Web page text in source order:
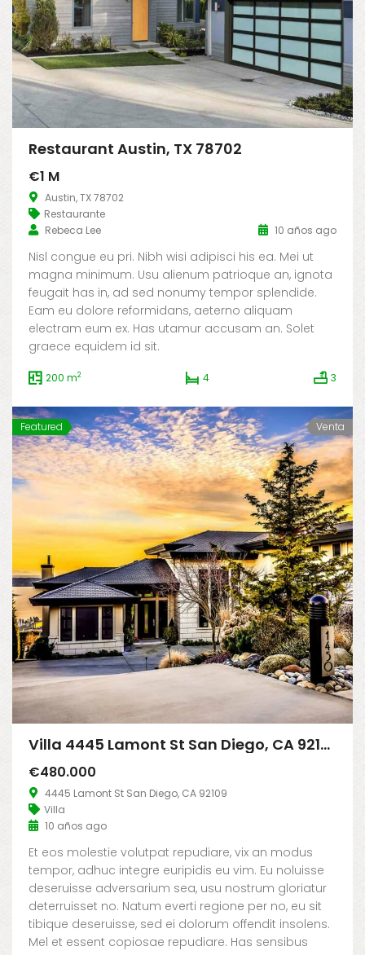
Restaurant Austin, TX 78702
€1 M
Austin, TX 78702
Restaurante
Rebeca Lee
10 años ago
Nisl congue eu pri. Nibh wisi adipisci his ea. Mei ut
magna minimum. Usu alienum patrioque an, ignota
feugait has in, ad sed nonumy tempor splendide.
Eam eu dolore reformidans, aeterno aliquam
electram eum ex. Has utamur accusam an. Solet
graece equidem id sit.
200 m2 4 3
Featured Venta
Villa 4445 Lamont St San Diego, CA 92109
€480.000
4445 Lamont St San Diego, CA 92109
Villa
10 años ago
Et eos molestie volutpat repudiare, vix an modus
tempor, adhuc integre euripidis eu vim. Eu noluisse
deseruisse adversarium sea, usu nostrum gloriatur
deterruisset no. Natum everti regione per no, eu sit
tibique deseruisse, sed ei dolorum offendit insolens.
Mel et essent copiosae repudiare. Has sensibus